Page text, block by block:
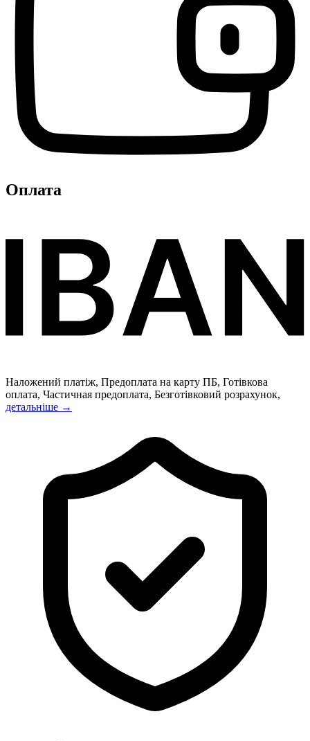
Оплата
Наложений платіж, Предоплата на карту ПБ, Готівкова
оплата, Частичная предоплата, Безготівковий розрахунок,
детальніше →